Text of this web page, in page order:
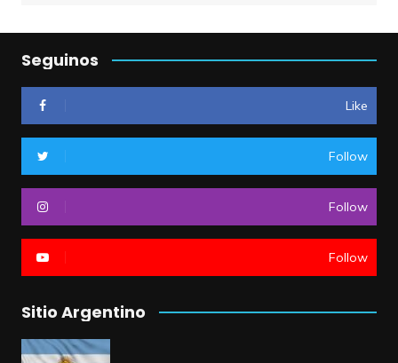
Seguinos
Like
Follow
Follow
Follow
Sitio Argentino